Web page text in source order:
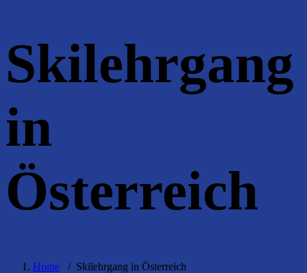
Skilehrgang
in
Österreich
Home / Skilehrgang in Österreich